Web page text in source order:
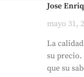
Jose
mayo 31,
La
su precio.
que su